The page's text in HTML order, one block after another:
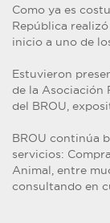
Como ya es
República
inicio a uno de
Estuvieron
de la Asociación
del BROU,
BROU continúa
servicios:
Animal, entre
consultando en